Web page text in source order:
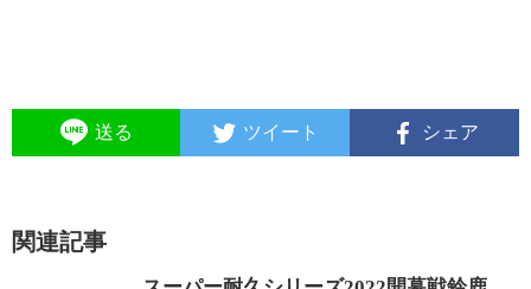
送る ツイート シェア
関連記事